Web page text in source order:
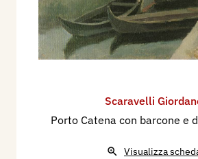
Scaravelli
Porto Catena con barcone e
Visualizza